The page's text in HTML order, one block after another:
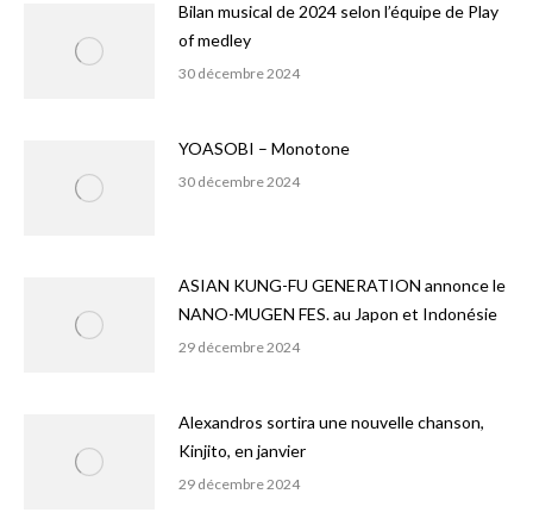
Bilan musical de 2024 selon l’équipe de Play
of medley
30 décembre 2024
YOASOBI – Monotone
30 décembre 2024
ASIAN KUNG-FU GENERATION annonce le
NANO-MUGEN FES. au Japon et Indonésie
29 décembre 2024
Alexandros sortira une nouvelle chanson,
Kinjito, en janvier
29 décembre 2024